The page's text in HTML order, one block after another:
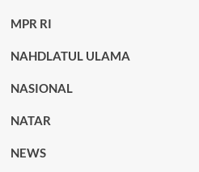
MPR RI
NAHDLATUL ULAMA
NASIONAL
NATAR
NEWS